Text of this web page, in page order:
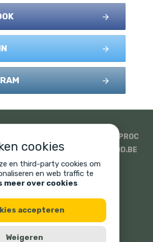
ISOPROC
PROMAT EN SINIAT
WOOD.BE
CORNELIS HOUT
Privacy policy Legal disclaimer
cookies
en third-party cookies om
en web traffic te
meer over cookies
accepteren
Weigeren